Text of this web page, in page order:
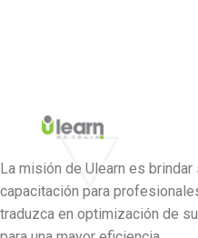
La misión de Ulearn es
capacitación para
traduzca en optimización de